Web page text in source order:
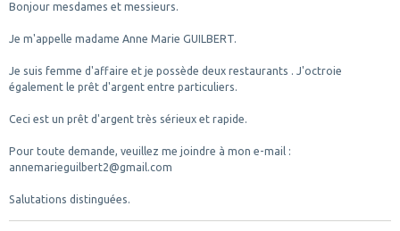
Bonjour mesdames et messieurs.
Je m'appelle madame Anne Marie GUILBERT.
Je suis femme d'affaire et je possède deux restaurants . J'octroie
également le prêt d'argent entre particuliers.
Ceci est un prêt d'argent très sérieux et rapide.
Pour toute demande, veuillez me joindre à mon e-mail :
annemarieguilbert2@gmail.com
Salutations distinguées.